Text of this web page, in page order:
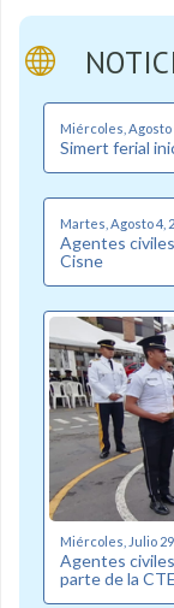
Miércoles, Agosto
Simert ferial
Martes, Agosto 4,
Agentes
Cisne
Miércoles, Julio
Agentes
parte de la CTE